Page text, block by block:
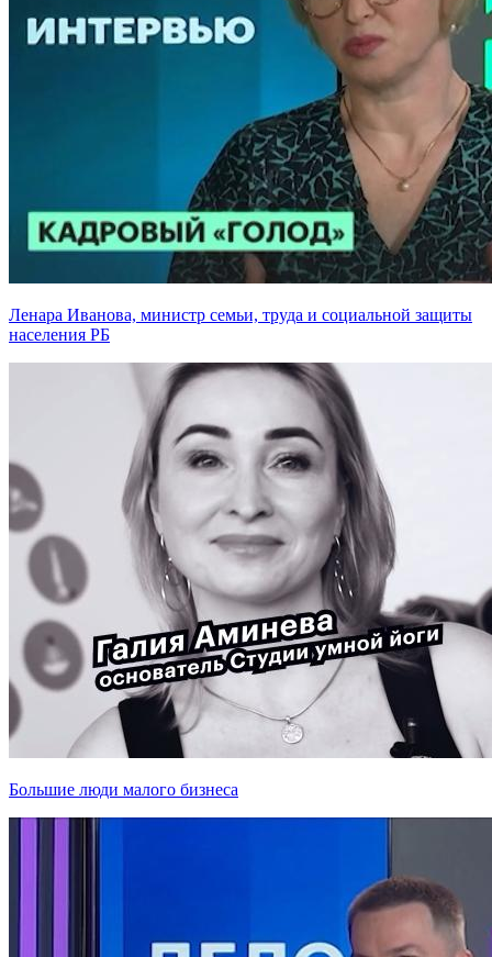
Ленара Иванова, министр семьи, труда и социальной защиты
населения РБ
Большие люди малого бизнеса